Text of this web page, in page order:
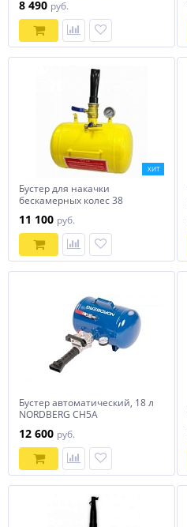
8 490 руб.
ХИТ
Бустер для накачки
бескамерных колес 38
11 100 руб.
Бустер автоматический, 18 л
NORDBERG CH5A
12 600 руб.